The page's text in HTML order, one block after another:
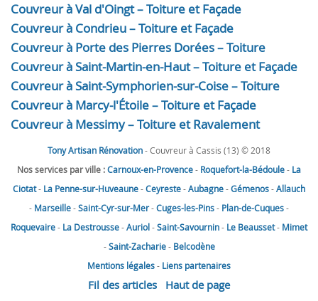
Couvreur à Val d'Oingt – Toiture et Façade
Couvreur à Condrieu – Toiture et Façade
Couvreur à Porte des Pierres Dorées – Toiture
Couvreur à Saint-Martin-en-Haut – Toiture et Façade
Couvreur à Saint-Symphorien-sur-Coise – Toiture
Couvreur à Marcy-l'Étoile – Toiture et Façade
Couvreur à Messimy – Toiture et Ravalement
Tony Artisan Rénovation- Couvreur à Cassis (13) © 2018
Nos services par ville :Carnoux-en-Provence- Roquefort-la-Bédoule- La
Ciotat- La Penne-sur-Huveaune-Ceyreste-Aubagne-Gémenos-Allauch
- Marseille-Saint-Cyr-sur-Mer-Cuges-les-Pins- Plan-de-Cuques-
Roquevaire- La Destrousse-Auriol-Saint-Savournin- Le Beausset- Mimet
-Saint-Zacharie- Belcodène
Mentions légales- Liens partenaires
Fil des articles Haut de page